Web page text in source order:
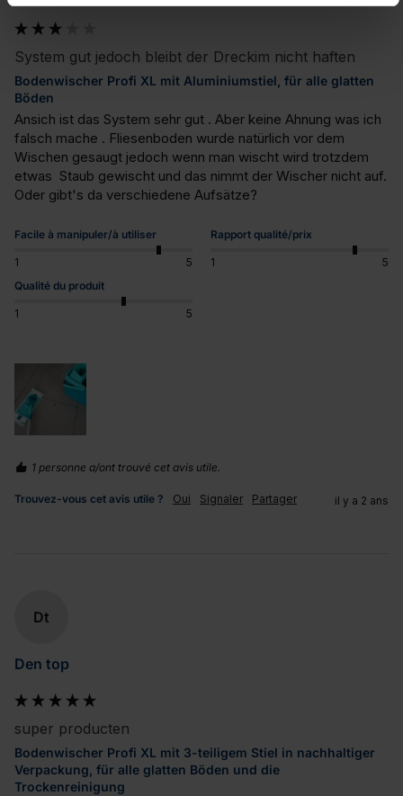
System gut jedoch bleibt der Dreckim nicht haften
Bodenwischer Profi XL mit Aluminiumstiel, für alle glatten
Böden
Ansich ist das System sehr gut . Aber keine Ahnung was ich
falsch mache . Fliesenboden wurde natürlich vor dem
Wischen gesaugt jedoch wenn man wischt wird trotzdem
etwas  Staub gewischt und das nimmt der Wischer nicht auf.
Oder gibt's da verschiedene Aufsätze?
Facile à manipuler/à utiliser
1 5
Rapport qualité/prix
1
5
Qualité du produit
1 5
1 personne a/ont trouvé cet avis utile.
Trouvez-vous cet avis utile ? Oui Signaler Partager il y a 2 ans
Dt
Den top
super producten
Bodenwischer Profi XL mit 3-teiligem Stiel in nachhaltiger
Verpackung, für alle glatten Böden und die
Trockenreinigung